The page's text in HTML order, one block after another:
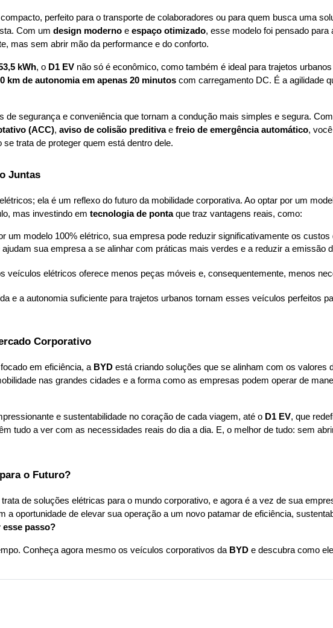
perfeito para o transporte de colaboradores ou para quem busca uma
Com um design moderno e espaço otimizado, esse modelo foi pensado
mas sem abrir mão da performance e do conforto.
kWh, o D1 EV não só é econômico, como também é ideal para trajetos
km de autonomia em apenas 20 minutos com carregamento DC. É a agilidade
de segurança e conveniência que tornam a condução mais simples e segura. Com
(ACC), aviso de colisão preditiva e freio de emergência automático,
trata de proteger quem está dentro dele.
Juntas
ela é um reflexo do futuro da mobilidade corporativa. Ao optar por um
mas investindo em tecnologia de ponta que traz vantagens reais, como:
um modelo 100% elétrico, sua empresa pode reduzir significativamente os
ajudam sua empresa a se alinhar com práticas mais verdes e a reduzir a emissão
veículos elétricos oferece menos peças móveis e, consequentemente, menos
e a autonomia suficiente para trajetos urbanos tornam esses veículos perfeitos
Corporativo
em eficiência, a BYD está criando soluções que se alinham com os valores
nas grandes cidades e a forma como as empresas podem operar de
e sustentabilidade no coração de cada viagem, até o D1 EV, que
tudo a ver com as necessidades reais do dia a dia. E, o melhor de tudo: sem
o Futuro?
de soluções elétricas para o mundo corporativo, e agora é a vez de sua
a oportunidade de elevar sua operação a um novo patamar de eficiência,
esse passo?
Conheça agora mesmo os veículos corporativos da BYD e descubra como